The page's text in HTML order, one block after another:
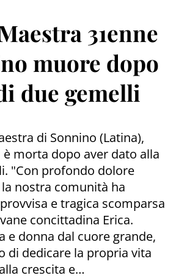
31enne
muore dopo
due gemelli
di Sonnino (Latina),
è morta dopo aver dato alla
"Con profondo dolore
nostra comunità ha
e tragica scomparsa
concittadina Erica.
e donna dal cuore grande,
di dedicare la propria vita
crescita e…